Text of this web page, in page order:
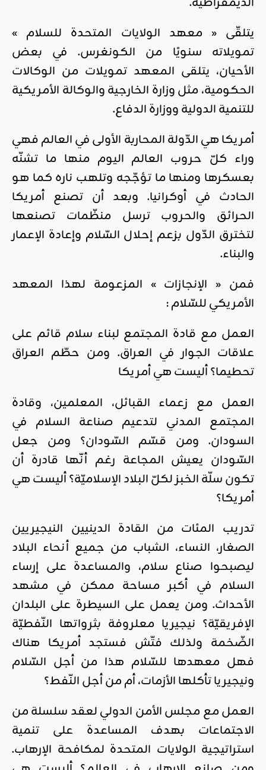
يتلقّى « معهد الولايات المتحدة للسلام »
تمويلاته سنويًا من الكونغرس. في بعض
الأحيان، يتلقى المعهد تمويلات من الوكالات
الحكومية، مثل وزارة الخارجية والوكالة الأمريكية
للتنمية الدولية ووزارة الدفاع.
أمريكا هي الدّولة المحاربة الأولى في العالم فهي
وراء كلّ حروب العالم اليوم منها ما تشنّه
بعسكرها ومنها ما تؤجّجه وتلهب ناره كما هو
الحادث في أوكرانيا. وبعد أن تصنع أمريكا
الحرائق والحروب ترسل منظّمات تصنعها
لتخترق الدّول بزعم إحلال السّلام وإعادة الإعمار
والبناء.
فمن « الإنجازات » المزعومة لهذا المعهد
الأمريكي للسّلام :
العمل مع قادة المجتمع لبناء سلام قائم على
علاقات الجوار في العراق. ومن حطّم العراق
تحطيما؟ أليست هي أمريكا
العمل مع زعماء القبائل، المعلمين، وقادة
المجتمع المدني لتدعيم صناعة السلام في
السودان. ومن قسّم السّودان؟ ومن جعل
السّودان يعيش المجاعة رغم أنّها قادرة أن
تكون سلّة الخبز لكلّ البلاد الإسلاميّة؟ أليست هي
أمريكا؟
تدريب المئات من القادة الدينيين النيجيريين
الصغار، النساء، الشباب من جميع أنحاء البلاد
ليصبحوا صناع سلام، والمساعدة على إرساء
السلام في أكبر مساحة ممكن في مشهد
الأحداث. ومن يعمل على السيطرة على البلدان
الإفريقيّة؟ نيجيريا معلروفة بثرواتها النّفطيّة
الضّخمة ولذلك فتّش فستجد أمريكا هناك
فهل معهدها للسّلام هذا من أجل السّلام
ونيجيريا تأكلها الأزمات، أم من أجل النّفط؟
العمل مع مجلس الأمن الدولي لعقد سلسلة من
الاجتماعات بهدف المساعدة على تنمية
استراتيجية الولايات المتحدة لمكافحة الإرهاب.